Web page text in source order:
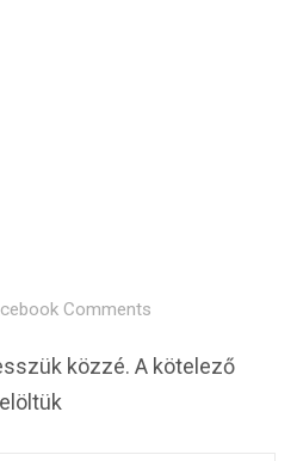
Comments
közzé. A kötelező